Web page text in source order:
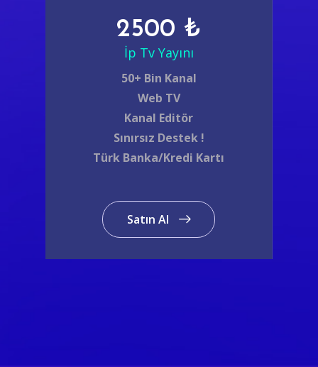
2500 ₺
İp Tv Yayını
50+ Bin Kanal
Web TV
Kanal Editör
Sınırsız Destek !
Türk Banka/Kredi Kartı
Satın Al